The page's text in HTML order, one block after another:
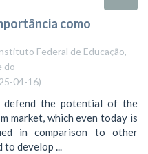
como
Federal de Educação,
do
04-16)
defend the potential of the
market, which even today is
in comparison to other
develop ...